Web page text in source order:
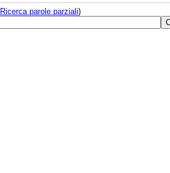
Ricerca parole parziali)